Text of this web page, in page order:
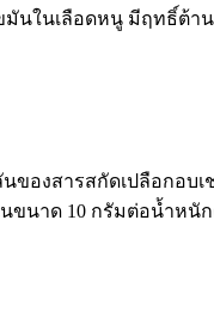
นในเลือดหนู มีฤทธิ์ต้าน
ารสกัดเปลือกอบเชย
ขนาด 10 กรัมต่อน้ำหนั